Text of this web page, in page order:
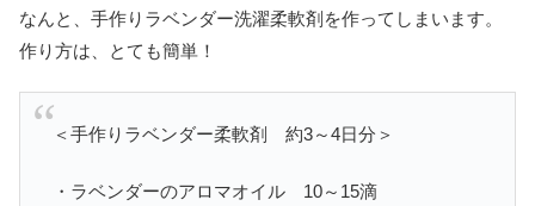
なんと、手作りラベンダー洗濯柔軟剤を作ってしまいます。
作り方は、とても簡単！
＜手作りラベンダー柔軟剤 約3～4日分＞
・ラベンダーのアロマオイル 10～15滴